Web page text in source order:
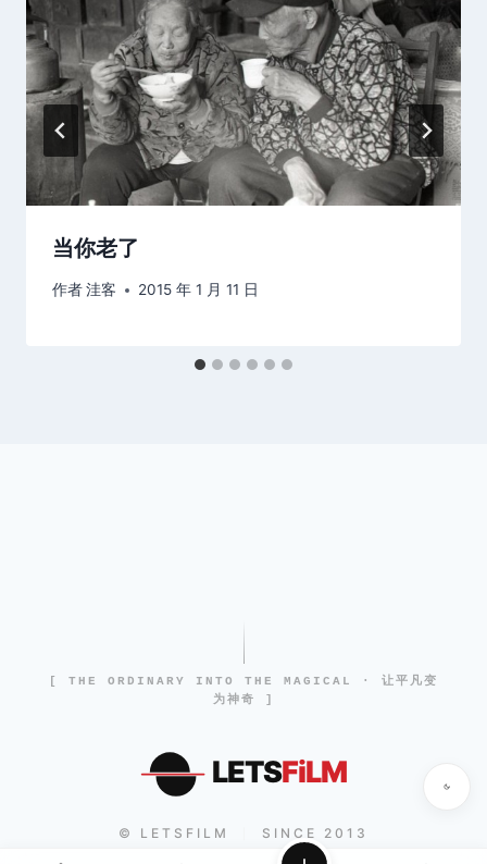
当你老了
作者洼客 2015 年 1 月 11 日
[ THE ORDINARY INTO THE MAGICAL · 让平凡变
为神奇 ]
LETSFiLM
© LETSFILM SINCE 2013